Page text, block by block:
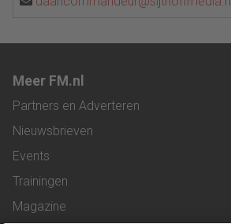
Meer FM.nl
Partners en Adverteren
Nieuwsbrieven
Events
Trainingen
Magazine